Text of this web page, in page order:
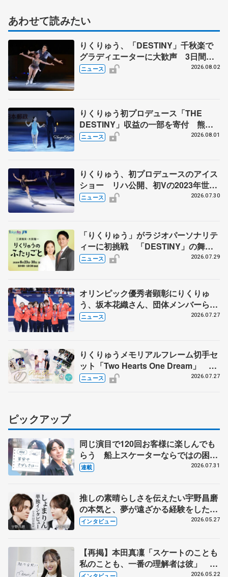
あわせて読みたい
りくりゅう、「DESTINY」千秋楽で
グラディエーターに大歓声 3日間の
計4公演で延べ約１万8千人動員、三浦
ニュース 2026.08.02
りくりゅう初プロデュース「THE
DESTINY」収益の一部を寄付 熊本
地震、被災者支援
ニュース 2026.08.01
りくりゅう、初プロデュースのアイス
ショー リハ公開、初Vの2023年世界
選手権のSP披露 ハゼボロ、チョク
ニュース 2026.07.30
「りくりゅう」がラジオパーソナリテ
ィーに初挑戦 「DESTINY」の舞台
裏エピソードも
ニュース 2026.07.29
オリンピック優秀者顕彰にりくりゅ
う、坂本花織さん、団体メンバーら
8月7日に文科省が表彰式、ブルーノ・
ニュース 2026.07.27
りくりゅうメモリアルフレーム切手セ
ット「Two Hearts One Dream」 受
注生産、7月29日受け付け開始
ニュース 2026.07.27
ピックアップ
同じ演目で120回お客様に楽しんでも
らう 船上スケーターならではの困難
とは 影響あったPIW前キャプテン松
連載 2026.07.31
推しの素晴らしさを伝えたい宇野昌磨
の本気と、夢が遠ざかる経験をした本
田真凜の覚悟
インタビュー 2026.05.27
【再掲】本田真凜「スケートのことも
私のことも、一番の理解者は彼」 引
退時の単独インタビューで語った競技
2026.05.22